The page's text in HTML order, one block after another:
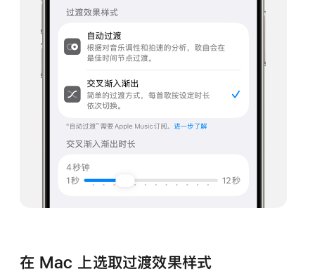
在 Mac 上选取过渡效果样式